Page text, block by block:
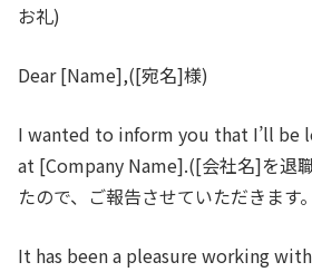
お礼)
Dear [Name],([宛名]様)
I wanted to inform you that I’ll be
at [Company Name].([会社名]を退
たので、ご報告させていただきます
It has been a pleasure working